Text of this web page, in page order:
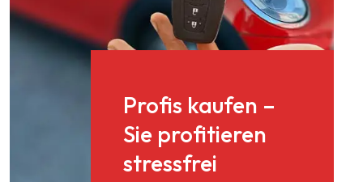
Profis kaufen –
Sie profitieren
stressfrei